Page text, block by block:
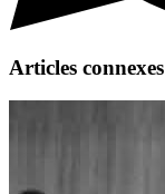
Articles connexes